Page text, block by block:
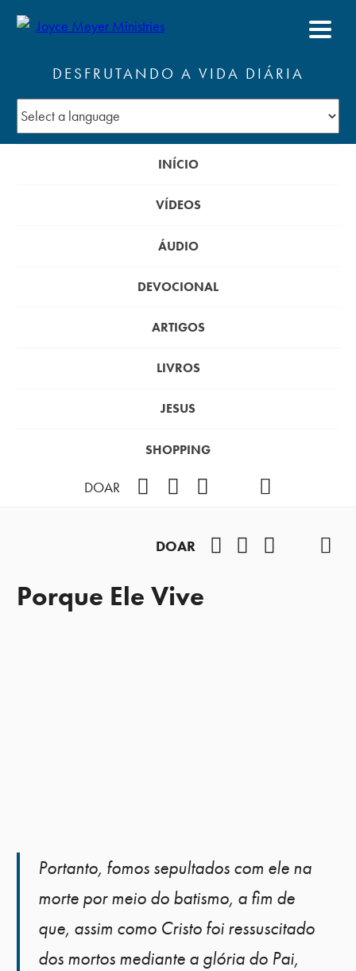
DESFRUTANDO A VIDA DIÁRIA
INÍCIO
VÍDEOS
ÁUDIO
DEVOCIONAL
ARTIGOS
LIVROS
JESUS
SHOPPING
DOAR
DOAR
Porque Ele Vive
Portanto, fomos sepultados com ele na
morte por meio do batismo, a fim de
que, assim como Cristo foi ressuscitado
dos mortos mediante a glória do Pai,